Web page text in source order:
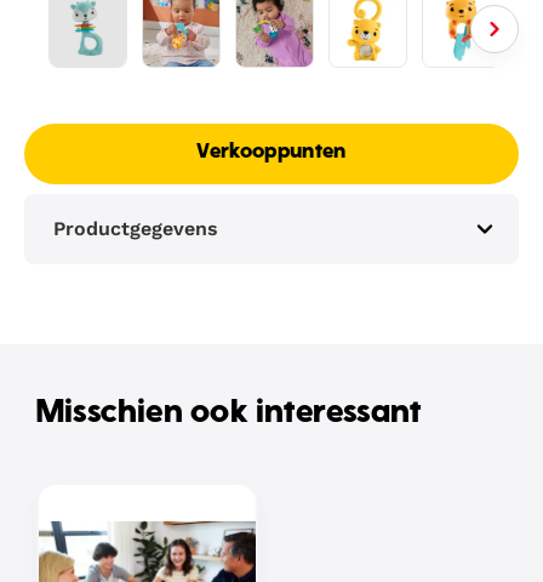
Verkooppunten
Productgegevens
Misschien ook interessant